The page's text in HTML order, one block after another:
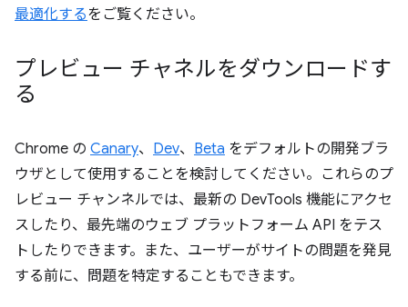
最適化するをご覧ください。
プレビュー チャネルをダウンロードす
る
Chrome の Canary、 Dev、 Beta をデフォルトの開発ブラ
ウザとして使用することを検討してください。これらのプ
レビュー チャンネルでは、最新の DevTools 機能にアクセ
スしたり、最先端のウェブ プラットフォーム API をテス
トしたりできます。また、ユーザーがサイトの問題を発見
する前に、問題を特定することもできます。